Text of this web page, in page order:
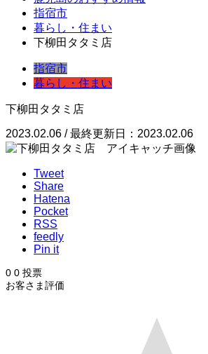
指宿市
暮らし・住まい
下柳田タタミ店
指宿市
暮らし・住まい
下柳田タタミ店
2023.02.06 / 最終更新日：2023.02.06
Tweet
Share
Hatena
Pocket
RSS
feedly
Pin it
0 0 投票
お客さま評価